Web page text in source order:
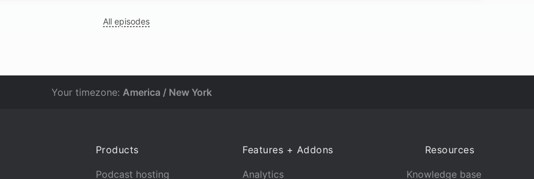
All episodes
Your timezone: America / New York
Products
Podcast hosting
Features + Addons
Analytics
Resources
Knowledge base